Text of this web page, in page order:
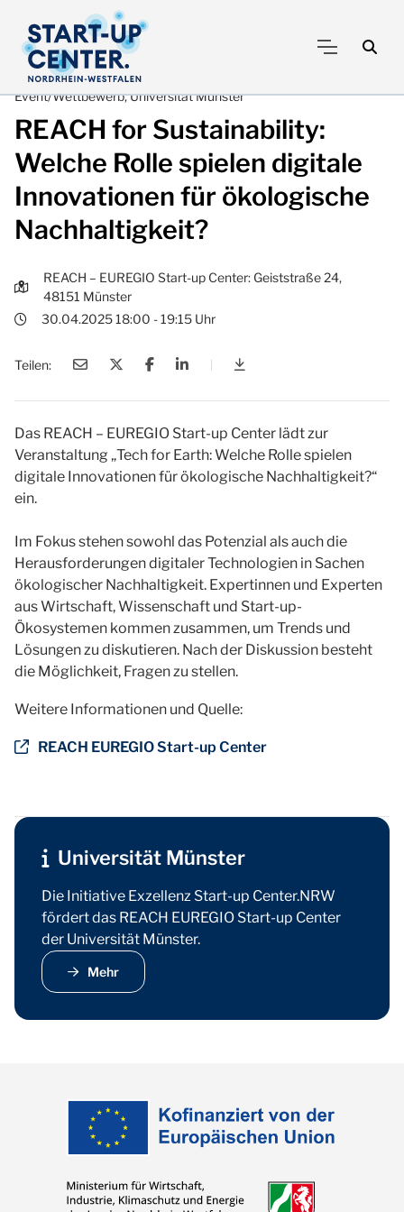
Event/Wettbewerb, Universität Münster
REACH for Sustainability:
Welche Rolle spielen digitale
Innovationen für ökologische
Nachhaltigkeit?
REACH – EUREGIO Start-up Center: Geiststraße 24,
48151 Münster
30.04.2025 18:00 - 19:15 Uhr
Teilen:
REACH for
Das REACH – EUREGIO Start-up Center lädt zur
Veranstaltung „Tech for Earth: Welche Rolle spielen
digitale Innovationen für ökologische Nachhaltigkeit?“
ein.
Im Fokus stehen sowohl das Potenzial als auch die
Herausforderungen digitaler Technologien in Sachen
ökologischer Nachhaltigkeit. Expertinnen und Experten
aus Wirtschaft, Wissenschaft und Start-up-
Ökosystemen kommen zusammen, um Trends und
Lösungen zu diskutieren. Nach der Diskussion besteht
die Möglichkeit, Fragen zu stellen.
Weitere Informationen und Quelle:
REACH EUREGIO Start-up Center
Universität Münster
Die Initiative Exzellenz Start-up Center.NRW
fördert das REACH EUREGIO Start-up Center
der Universität Münster.
Mehr